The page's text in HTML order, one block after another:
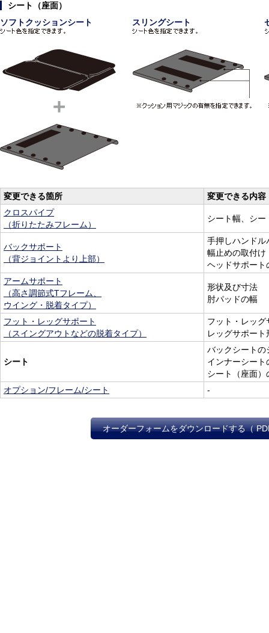
シート（座面）
ソフトクッションシート
スリングシート
変更できる箇所
変更できる内容
クロスパイプ
（折りたたみフレーム）
シート幅、シー
バックサポート
（背ジョイントより上部）
手押しハンドル
幅止めの取付け
ヘッドサポート
アームサポート
（高さ調節式Tフレーム、
ウイング・脱着タイプ）
形状及び寸法
肘パッドの幅
フット・レッグサポート
（スイングアウトなどの脱着タイプ）
フット・レッ
レッグサポート
シート
バックシートの
インナーシー
シート（座面
オプション/フレーム/シート
-
オーダーフォームをダウンロードする（